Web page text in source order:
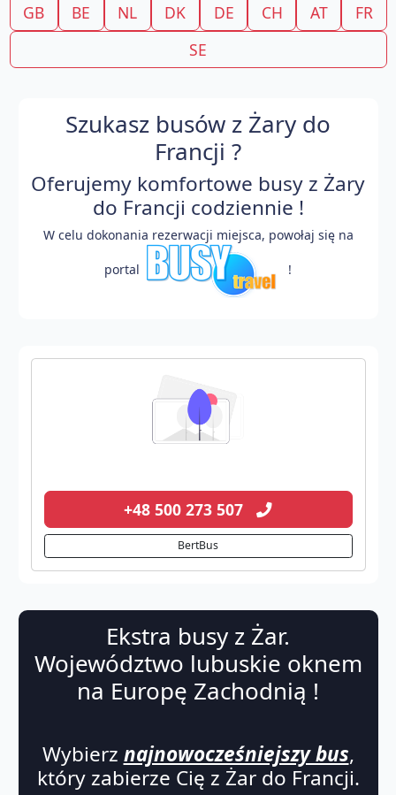
GB BE NL DK DE CH AT
FR
SE
Szukasz busów z Żary do
Francji ?
Oferujemy komfortowe busy z Żary
do Francji codziennie !
W celu dokonania rezerwacji miejsca, powołaj się na
portal !
+48 500 273 507
BertBus
Ekstra busy z Żar.
Województwo lubuskie oknem
na Europę Zachodnią !
Wybierz najnowocześniejszy bus,
który zabierze Cię z Żar do Francji.